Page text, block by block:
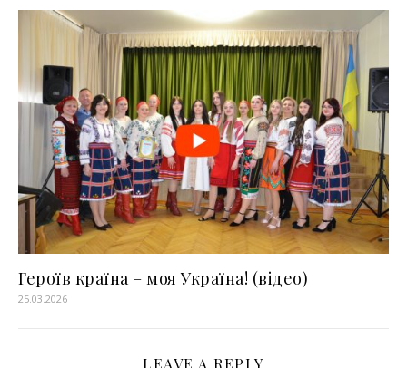
Героїв країна – моя Україна! (відео)
25.03.2026
LEAVE A REPLY